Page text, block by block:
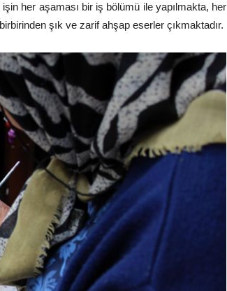
her aşaması bir iş bölümü ile yapılmakta, her
şık ve zarif ahşap eserler çıkmaktadır.